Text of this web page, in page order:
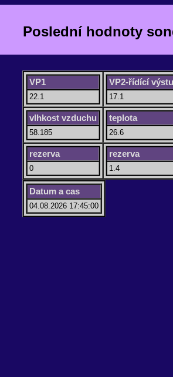
Poslední hodnoty
VP1
22.1
VP2-řídící
17.1
vlhkost vzduchu
58.185
teplota
26.6
rezerva
0
rezerva
1.4
Datum a cas
04.08.2026 17:45:00